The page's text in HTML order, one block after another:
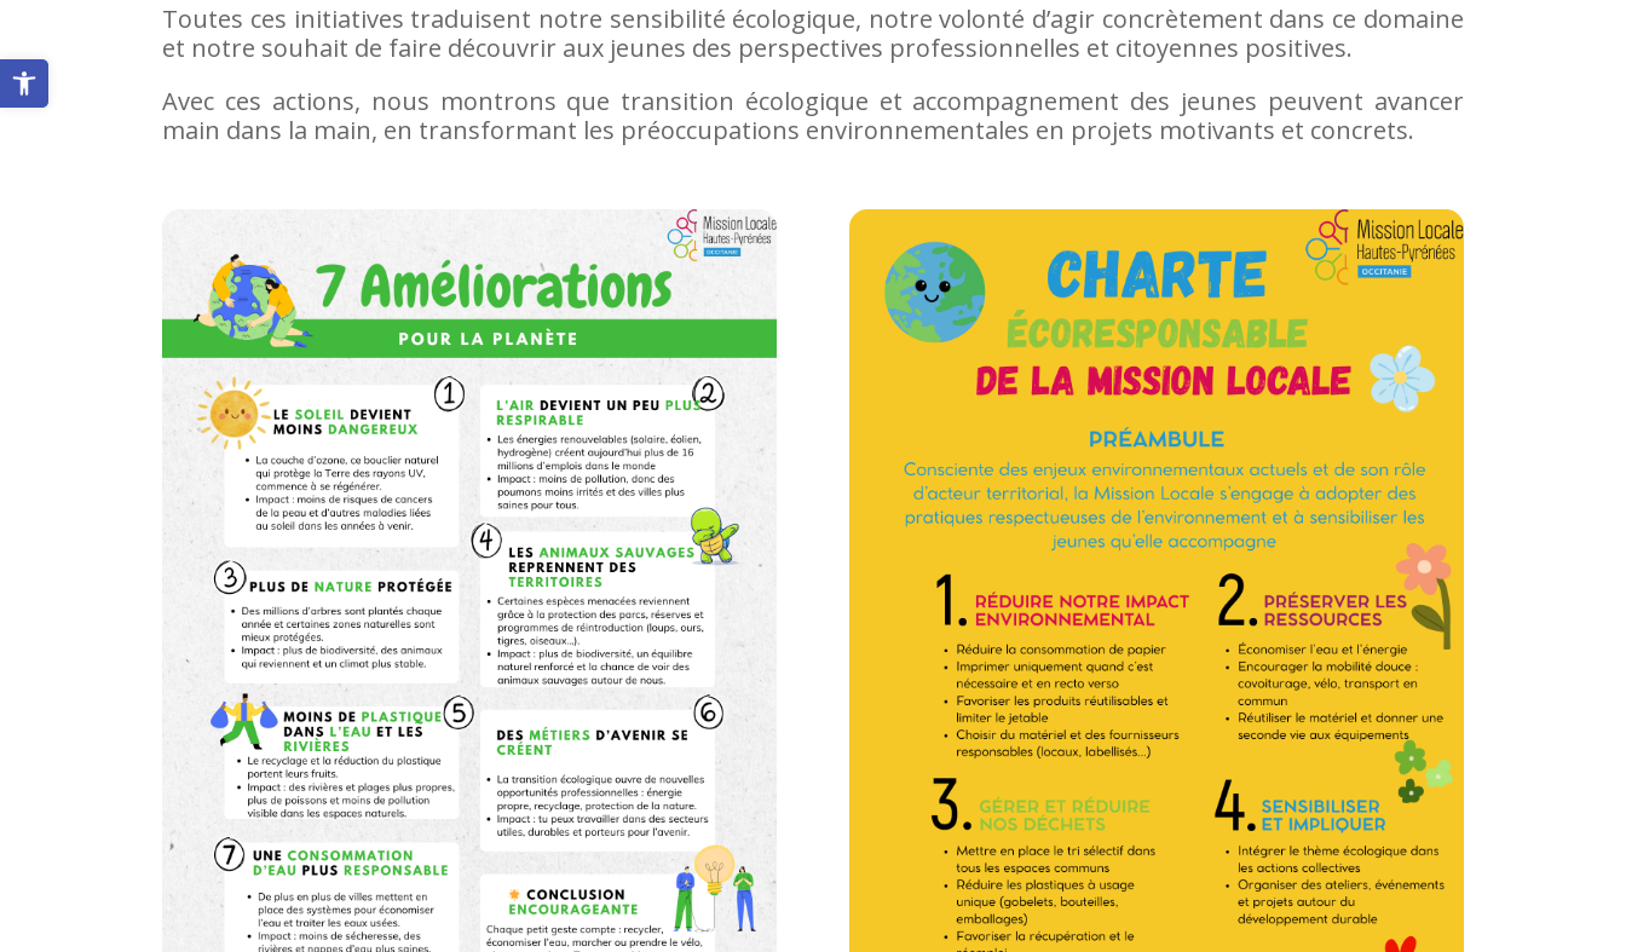
Ouvrir la barre d’outils
Toutes ces initiatives traduisent notre sensibilité écologique, notre volonté d’agir concrètement dans ce domaine
et notre souhait de faire découvrir aux jeunes des perspectives professionnelles et citoyennes positives.
Avec ces actions, nous montrons que transition écologique et accompagnement des jeunes peuvent avancer
main dans la main, en transformant les préoccupations environnementales en projets motivants et concrets.